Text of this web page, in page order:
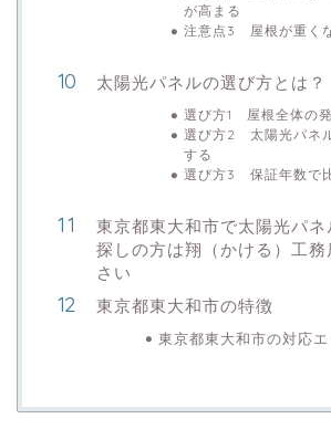
が高まる
注意点3 屋根が重く
太陽光パネルの選び方とは？
選び方1 屋根全体の
選び方2 太陽光パネ
する
選び方3 保証年数で
東京都東大和市で太陽光パ
探しの方は翔（かける）工
さい
東京都東大和市の特徴
東京都東大和市の対応エ